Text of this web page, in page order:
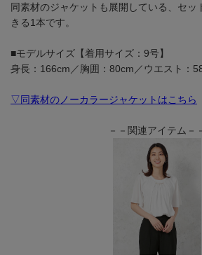
同素材のジャケットも展開している、セッ
きる1本です。
■モデルサイズ【着用サイズ：9号】
身長：166cm／胸囲：80cm／ウエスト：
▽同素材のノーカラージャケットはこちら
－－関連アイテム－